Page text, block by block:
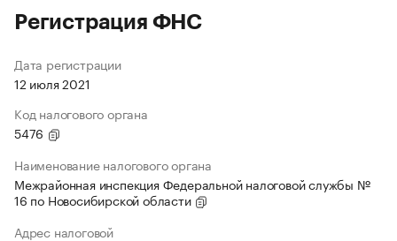
Регистрация ФНС
Дата регистрации
12 июля 2021
Код налогового органа
5476
Наименование налогового органа
Межрайонная инспекция Федеральной налоговой службы №
16 по Новосибирской области
Адрес налоговой